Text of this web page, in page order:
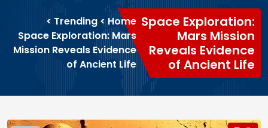
Space Exploration:
Mars Mission
Reveals Evidence
of Ancient Life
Home
>
Trending
>
Space Exploration: Mars
Mission Reveals Evidence
of Ancient Life